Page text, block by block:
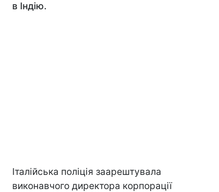
в Індію.
Італійська поліція заарештувала
виконавчого директора корпорації